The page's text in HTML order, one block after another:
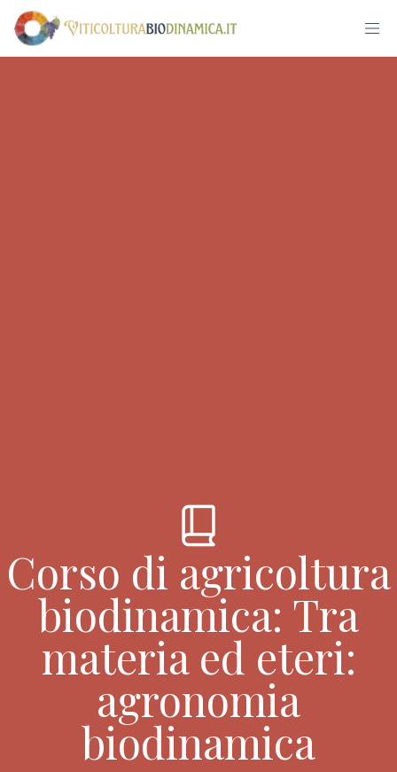
book_2
Corso di agricoltura
biodinamica: Tra
materia ed eteri:
agronomia
biodinamica